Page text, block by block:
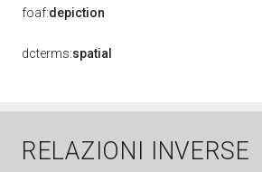
foaf:depiction
dcterms:spatial
RELAZIONI INVERSE